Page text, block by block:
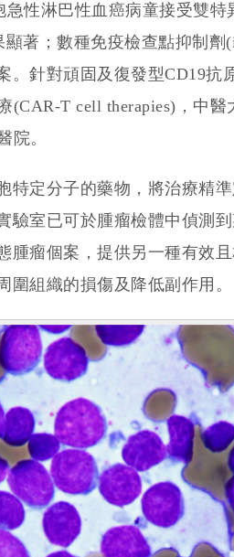
急性淋巴性血癌病童接受雙
顯著；數種免疫檢查點抑制劑
。針對頑固及復發型CD19抗
(CAR-T cell therapies)，中
院。
特定分子的藥物，將治療精
驗室已可於腫瘤檢體中偵測
腫瘤個案，提供另一種有效
圍組織的損傷及降低副作用。